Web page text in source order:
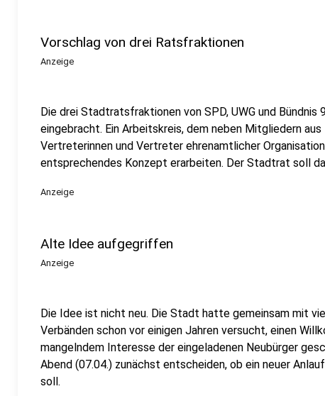
Vorschlag von drei Ratsfraktionen
Anzeige
Die drei Stadtratsfraktionen von SPD, UWG und Bündnis
eingebracht. Ein Arbeitskreis, dem neben Mitgliedern
Vertreterinnen und Vertreter ehrenamtlicher
entsprechendes Konzept erarbeiten. Der Stadtrat soll
Anzeige
Alte Idee aufgegriffen
Anzeige
Die Idee ist nicht neu. Die Stadt hatte gemeinsam mit
Verbänden schon vor einigen Jahren versucht, einen
mangelndem Interesse der eingeladenen Neubürger
Abend (07.04.) zunächst entscheiden, ob ein neuer
soll.